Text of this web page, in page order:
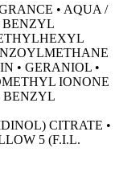
• AQUA /
BENZYL
• GERANIOL •
IONONE
BENZYL
CITRATE •
5 (F.I.L.